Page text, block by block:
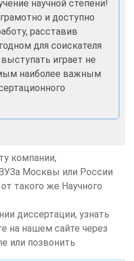
научной степени!
и доступно
расставив
для соискателя
играет не
наиболее важным
компании,
Москвы или России
такого же Научного
диссертации, узнать
на нашем сайте через
или позвонить